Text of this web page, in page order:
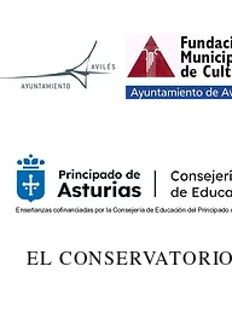
EL CONSERVATORIO